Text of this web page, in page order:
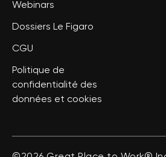
Webinars
Dossiers Le Figaro
CGU
Politique de
confidentialité des
données et cookies